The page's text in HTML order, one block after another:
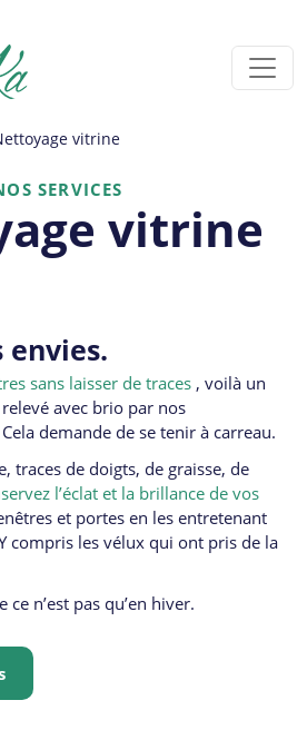
vitrine
SERVICES
vitrine
envies.
sans laisser de traces , voilà un
avec brio par nos
demande de se tenir à carreau.
traces de doigts, de graisse, de
l’éclat et la brillance de vos
et portes en les entretenant
compris les vélux qui ont pris de la
ce n’est pas qu’en hiver.